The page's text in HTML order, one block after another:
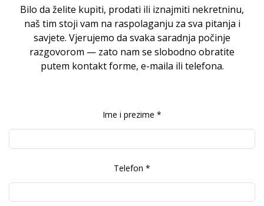
Bilo da želite kupiti, prodati ili iznajmiti nekretninu,
naš tim stoji vam na raspolaganju za sva pitanja i
savjete. Vjerujemo da svaka saradnja počinje
razgovorom — zato nam se slobodno obratite
putem kontakt forme, e-maila ili telefona.
Ime i prezime *
Telefon *